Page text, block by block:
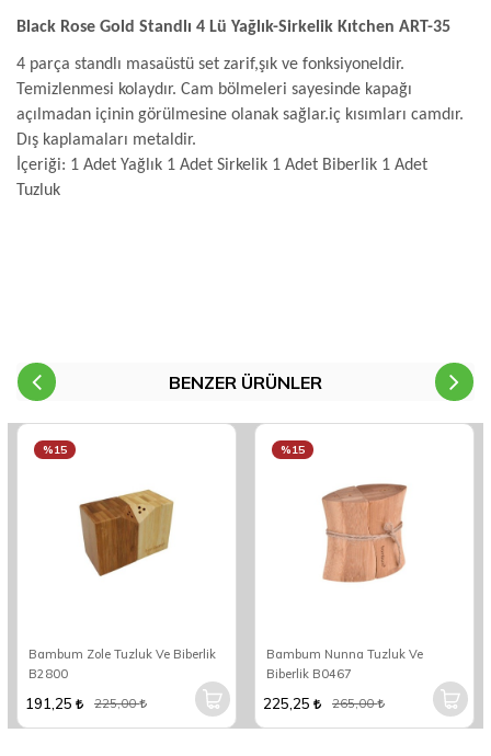
Black Rose Gold Standlı 4 Lü Yağlık-Sirkelik Kıtchen ART-35
4 parça standlı masaüstü set zarif,şık ve fonksiyoneldir.
Temizlenmesi kolaydır. Cam bölmeleri sayesinde kapağı
açılmadan içinin görülmesine olanak sağlar.iç kısımları camdır.
Dış kaplamaları metaldir.
İçeriği: 1 Adet Yağlık 1 Adet Sirkelik 1 Adet Biberlik 1 Adet
Tuzluk
BENZER ÜRÜNLER
Bambum Zole Tuzluk Ve Biberlik
B2800
%15
191,25 225,00
Bambum Nunna Tuzluk Ve
Biberlik B0467
%15
225,25 265,00